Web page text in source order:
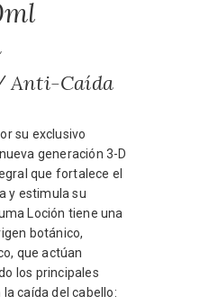
Anti-Caída
su exclusivo
generación 3-D
que fortalece el
y estimula su
Loción tiene una
botánico,
que actúan
los principales
caída del cabello: